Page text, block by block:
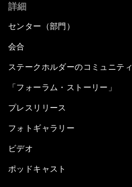
詳細
センター（部門）
会合
ステークホルダーのコミュニティ
「フォーラム・ストーリー」
プレスリリース
フォトギャラリー
ビデオ
ポッドキャスト